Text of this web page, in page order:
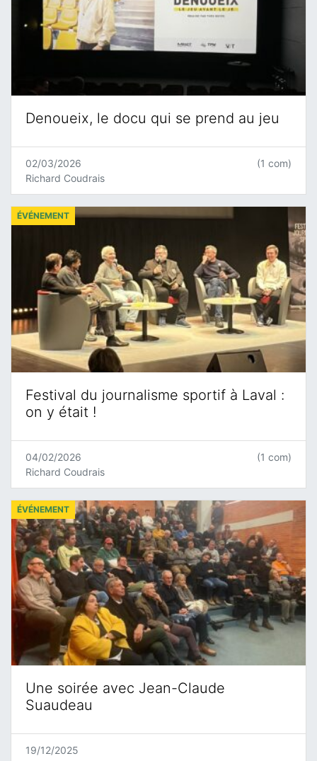
Denoueix, le docu qui se prend au jeu
02/03/2026
Richard Coudrais
(1 com)
Festival du journalisme sportif à Laval :
on y était !
ÉVÉNEMENT
04/02/2026
Richard Coudrais
(1 com)
Une soirée avec Jean-Claude
Suaudeau
ÉVÉNEMENT
19/12/2025